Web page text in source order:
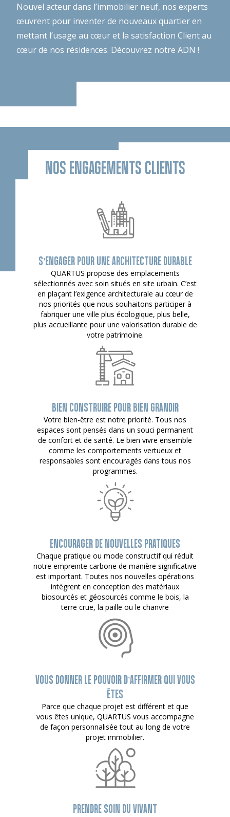
Nouvel acteur dans l’immobilier neuf, nos experts
œuvrent pour inventer de nouveaux quartier en
mettant l’usage au cœur et la satisfaction Client au
cœur de nos résidences. Découvrez notre ADN !
NOS ENGAGEMENTS CLIENTS
S’ENGAGER POUR UNE ARCHITECTURE DURABLE
QUARTUS propose des emplacements
sélectionnés avec soin situés en site urbain. C’est
en plaçant l’exigence architecturale au cœur de
nos priorités que nous souhaitons participer à
fabriquer une ville plus écologique, plus belle,
plus accueillante pour une valorisation durable de
votre patrimoine.
BIEN CONSTRUIRE POUR BIEN GRANDIR
Votre bien-être est notre priorité. Tous nos
espaces sont pensés dans un souci permanent
de confort et de santé. Le bien vivre ensemble
comme les comportements vertueux et
responsables sont encouragés dans tous nos
programmes.
ENCOURAGER DE NOUVELLES PRATIQUES
Chaque pratique ou mode constructif qui réduit
notre empreinte carbone de manière significative
est important. Toutes nos nouvelles opérations
intègrent en conception des matériaux
biosourcés et géosourcés comme le bois, la
terre crue, la paille ou le chanvre
VOUS DONNER LE POUVOIR D’AFFIRMER QUI VOUS
ÊTES
Parce que chaque projet est différent et que
vous êtes unique, QUARTUS vous accompagne
de façon personnalisée tout au long de votre
projet immobilier.
PRENDRE SOIN DU VIVANT